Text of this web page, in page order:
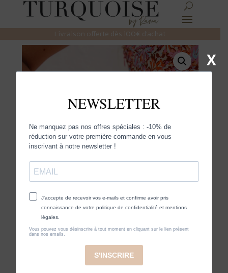
Livraison offerte dès 100€ d’achat
X